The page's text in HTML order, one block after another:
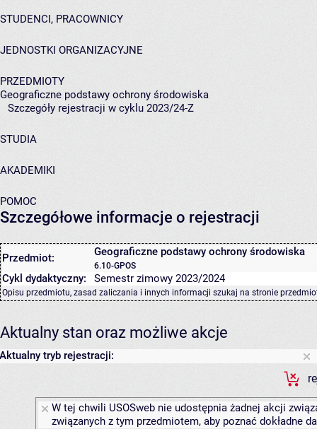
STUDENCI, PRACOWNICY
JEDNOSTKI ORGANIZACYJNE
PRZEDMIOTY
Geograficzne podstawy ochrony środowiska
Szczegóły rejestracji w cyklu 2023/24-Z
STUDIA
AKADEMIKI
POMOC
Szczegółowe informacje o rejestracji
Przedmiot: Geograficzne podstawy ochrony środowiska
6.10-GPOS
Cykl dydaktyczny: Semestr zimowy 2023/2024
Opisu przedmiotu, zasad zaliczania i innych informacji szukaj na stronie
Aktualny stan oraz możliwe akcje
Aktualny tryb rejestracji:
W tej chwili USOSweb nie udostępnia żadnej akcji
związanych z tym przedmiotem, aby poznać dokładne